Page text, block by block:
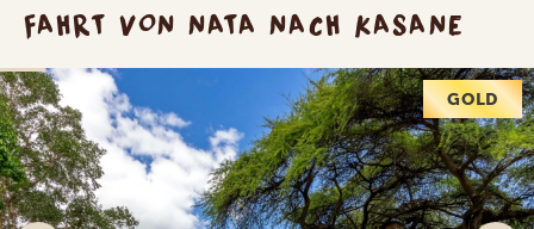
FAHRT VON NATA NACH KASANE
GOLD